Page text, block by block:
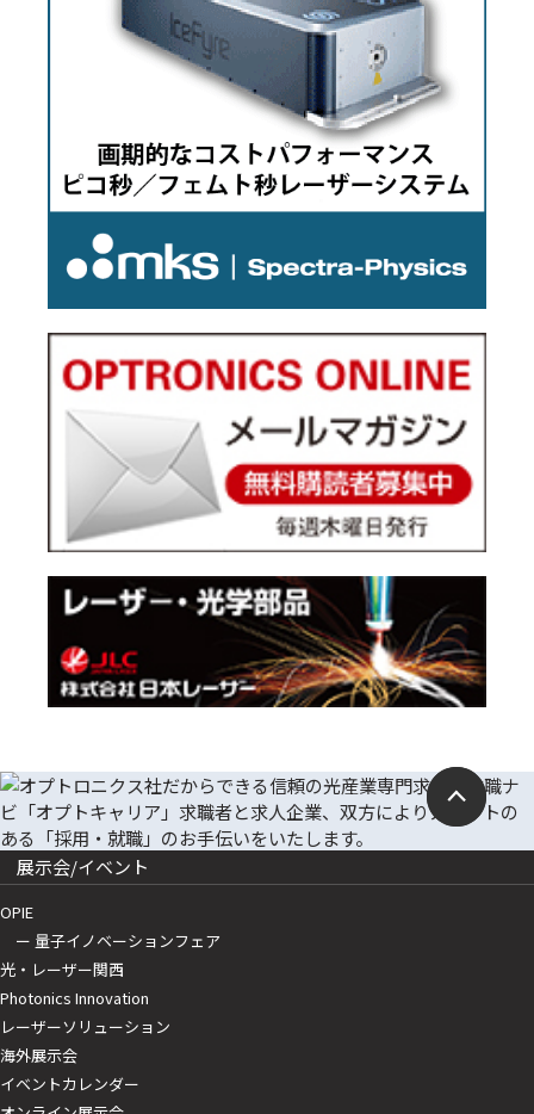
展示会/イベント
OPIE
ー 量子イノベーションフェア
光・レーザー関西
Photonics Innovation
レーザーソリューション
海外展示会
イベントカレンダー